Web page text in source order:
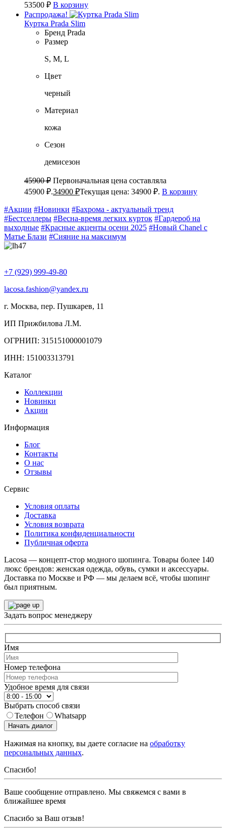
53500 ₽ В корзину
Распродажа!
Куртка Prada Slim
Бренд Prada
Размер
S, M, L
Цвет
черный
Материал
кожа
Сезон
демисезон
45900₽ Первоначальная цена составляла
45900 ₽.34900 ₽Текущая цена: 34900 ₽. В корзину
#Акции #Новинки #Бахрома - актуальный тренд
#Бестселлеры #Весна-время легких курток #Гардероб на
выходные #Красные акценты осени 2025 #Новый Chanel с
Матье Блази #Сияние на максимум
+7 (929) 999-49-80
lacosa.fashion@yandex.ru
г. Москва, пер. Пушкарев, 11
ИП Прижбилова Л.М.
ОГРНИП: 315151000001079
ИНН: 151003313791
Каталог
Коллекции
Новинки
Акции
Информация
Блог
Контакты
О нас
Отзывы
Сервис
Условия оплаты
Доставка
Условия возврата
Политика конфиденциальности
Публичная оферта
Lacosa — концепт-стор модного шопинга. Товары более 140
люкс брендов: женская одежда, обувь, сумки и аксессуары.
Доставка по Москве и РФ — мы делаем всё, чтобы шопинг
был приятным.
Задать вопрос менеджеру
Имя
Номер телефона
Удобное время для связи
Выбрать способ связи
Телефон
Whatsapp
Начать диалог
Нажимая на кнопку, вы даете согласие на обработку
персональных данных.
Спасибо!
Ваше сообщение отправлено. Мы свяжемся с вами в
ближайшее время
Спасибо за Ваш отзыв!